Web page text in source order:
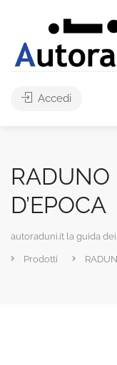
Accedi
RADUNO
D’EPOCA
autoraduni.it la guida
Prodotti